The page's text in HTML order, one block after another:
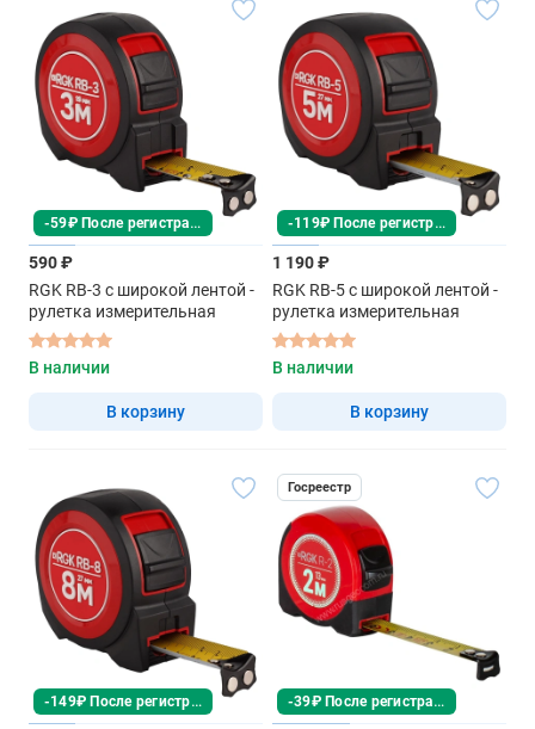
-59₽ После регистрации
590 ₽
RGK RB-3 с широкой лентой -
рулетка измерительная
В наличии
В корзину
-119₽ После регистрации
1 190 ₽
RGK RB-5 с широкой лентой -
рулетка измерительная
В наличии
В корзину
-149₽ После регистрации
Госреестр
-39₽ После регистрации